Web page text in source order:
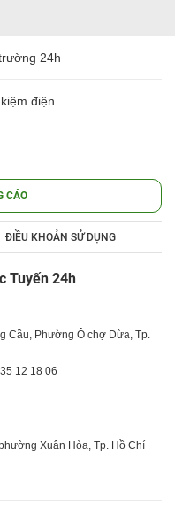
24h
điện
CÁO
ĐIỀU KHOẢN SỬ DỤNG
Tuyến 24h
Cầu, Phường Ô chợ Dừa, Tp.
35 12 18 06
Xuân Hòa, Tp. Hồ Chí